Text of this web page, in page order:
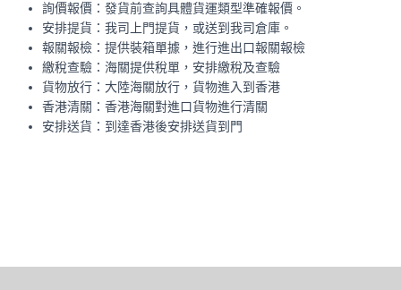
詢價報價：發貨前查詢具體貨運類型準確報價。
安排提貨：我司上門提貨，或送到我司倉庫。
報關報檢：提供裝箱單據，進行進出口報關報檢
繳稅查驗：海關提供稅單，安排繳稅及查驗
貨物放行：大陸海關放行，貨物進入到香港
香港清關：香港海關對進口貨物進行清關
安排送貨：到達香港後安排送貨到門